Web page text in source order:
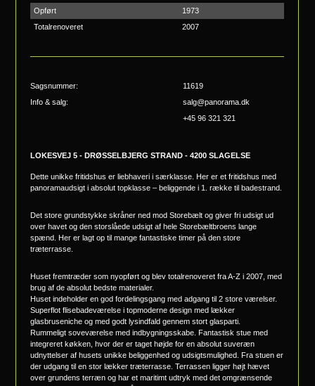
LOKESVEJ 5 - DRØSSELBJERG STRAND - 4200 SLAGELSE
Dette unikke fritidshus er liebhaveri i særklasse. Her er et fritidshus med
panoramaudsigt i absolut topklasse – beliggende i 1. række til badestrand.
Det store grundstykke skråner ned mod Storebælt og giver fri udsigt ud
over havet og den storslåede udsigt af hele Storebæltbroens lange
spænd. Her er lagt op til mange fantastiske timer på den store
træterrasse.
Huset fremtræder som nyopført og blev totalrenoveret fra A-Z i 2007, med
brug af de absolut bedste materialer.
Huset indeholder en god fordelingsgang med adgang til 2 store værelser.
Superflot flisebadeværelse i topmoderne design med lækker
glasbruseniche og med godt lysindfald gennem stort glasparti.
Rummeligt soveværelse med indbygningsskabe. Fantastisk stue med
integreret køkken, hvor der er taget højde for en absolut suveræn
udnyttelser af husets unikke beliggenhed og udsigtsmulighed. Fra stuen er
der udgang til en stor lækker træterrasse. Terrassen ligger højt hævet
over grundens terræn og har et maritimt udtryk med det omgrænsende
Opført
1973
Totalrenoveret
2007
Sagsnummer:
11619
Info & salg:
salg@panorama.dk
+45 96 321 321